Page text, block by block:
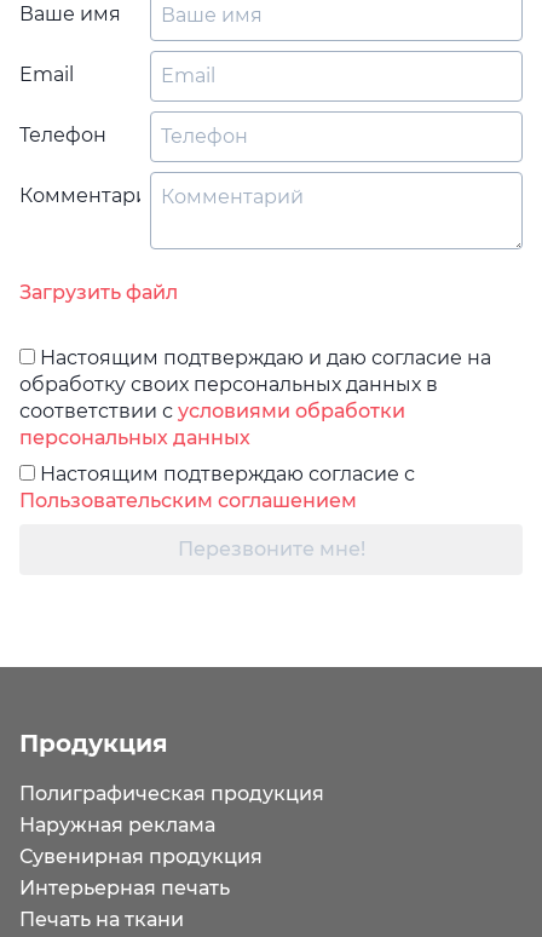
Ваше имя
Email
Телефон
Комментарий
Загрузить файл
Настоящим подтверждаю и даю согласие на
обработку своих персональных данных в
соответствии с условиями обработки
персональных данных
Настоящим подтверждаю согласие с
Пользовательским соглашением
Перезвоните мне!
Продукция
Полиграфическая продукция
Наружная реклама
Сувенирная продукция
Интерьерная печать
Печать на ткани